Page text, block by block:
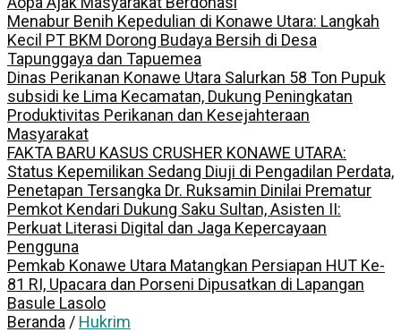
Menabur Benih Kepedulian di Konawe Utara: Langkah
Kecil PT BKM Dorong Budaya Bersih di Desa
Tapunggaya dan Tapuemea
Dinas Perikanan Konawe Utara Salurkan 58 Ton Pupuk
subsidi ke Lima Kecamatan, Dukung Peningkatan
Produktivitas Perikanan dan Kesejahteraan
Masyarakat
FAKTA BARU KASUS CRUSHER KONAWE UTARA:
Status Kepemilikan Sedang Diuji di Pengadilan Perdata,
Penetapan Tersangka Dr. Ruksamin Dinilai Prematur
Pemkot Kendari Dukung Saku Sultan, Asisten II:
Perkuat Literasi Digital dan Jaga Kepercayaan
Pengguna
Pemkab Konawe Utara Matangkan Persiapan HUT Ke-
81 RI, Upacara dan Porseni Dipusatkan di Lapangan
Basule Lasolo
Beranda / Hukrim